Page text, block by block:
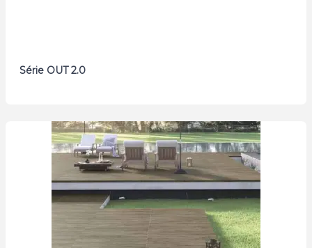
Série OUT 2.0